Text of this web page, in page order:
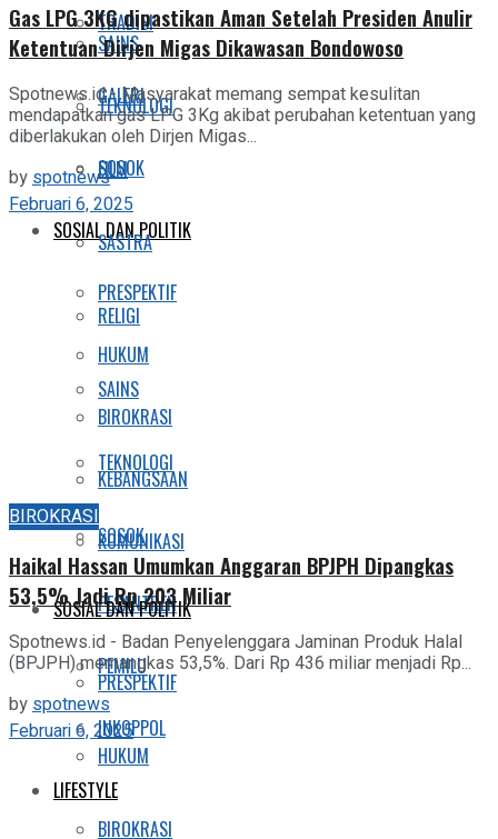
SAINS
TEKNOLOGI
SOSOK
SOSIAL DAN POLITIK
PRESPEKTIF
HUKUM
BIROKRASI
KEBANGSAAN
KOMUNIKASI
PESANTREN
PEMILU
INKOPPOL
LIFESTYLE
TRADISI
GALERI
FILM
SASTRA
RELIGI
SAINS
TEKNOLOGI
SOSOK
SOSIAL DAN POLITIK
PRESPEKTIF
HUKUM
BIROKRASI
Gas LPG 3KG dipastikan Aman Setelah Presiden Anulir
Ketentuan Dirjen Migas Dikawasan Bondowoso
Spotnews.id - Masyarakat memang sempat kesulitan
mendapatkan gas LPG 3Kg akibat perubahan ketentuan yang
diberlakukan oleh Dirjen Migas...
by spotnews
Februari 6, 2025
BIROKRASI
Haikal Hassan Umumkan Anggaran BPJPH Dipangkas
53,5% Jadi Rp 203 Miliar
Spotnews.id - Badan Penyelenggara Jaminan Produk Halal
(BPJPH) memangkas 53,5%. Dari Rp 436 miliar menjadi Rp...
byspotnews
Februari 6, 2025